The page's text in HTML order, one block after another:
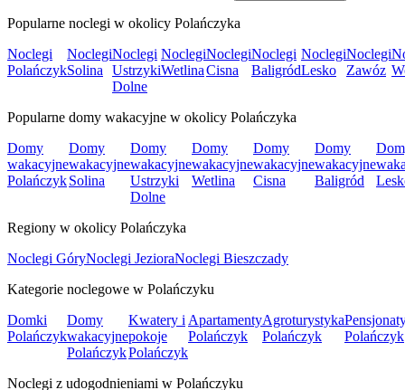
Popularne noclegi w okolicy Polańczyka
Noclegi
Polańczyk
Noclegi
Solina
Noclegi
Ustrzyki
Dolne
Noclegi
Wetlina
Noclegi
Cisna
Noclegi
Baligród
Noclegi
Lesko
Noclegi
Zawóz
Popularne domy wakacyjne w okolicy Polańczyka
Domy
wakacyjne
Polańczyk
Domy
wakacyjne
Solina
Domy
wakacyjne
Ustrzyki
Dolne
Domy
wakacyjne
Wetlina
Domy
wakacyjne
Cisna
Domy
wakacyjne
Baligród
Regiony w okolicy Polańczyka
Noclegi GóryNoclegi JezioraNoclegi Bieszczady
Kategorie noclegowe w Polańczyku
Domki
Polańczyk
Domy
wakacyjne
Polańczyk
Kwatery i
pokoje
Polańczyk
Apartamenty
Polańczyk
Agroturystyka
Polańczyk
Polańczyk
Noclegi z udogodnieniami w Polańczyku